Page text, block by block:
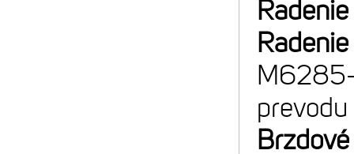
M6285-
prevodu